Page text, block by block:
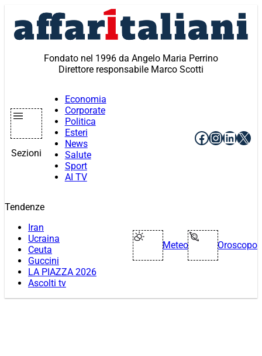
contenuto
Fondato nel 1996 da Angelo Maria Perrino
Direttore responsabile Marco Scotti
Sezioni
Economia
Corporate
Politica
Esteri
News
Salute
Sport
AI TV
Facebook
X
Tendenze
Iran
Ucraina
Ceuta
Guccini
LA PIAZZA 2026
Ascolti tv
Meteo Oroscopo